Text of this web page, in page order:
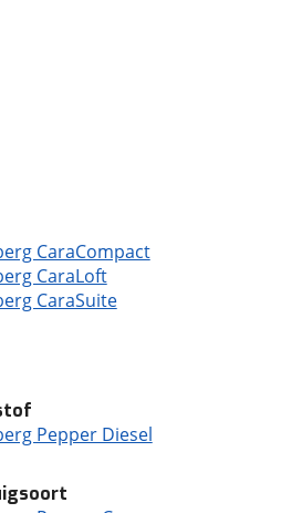
CaraCompact
CaraLoft
CaraSuite
Pepper Diesel